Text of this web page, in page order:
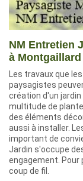
NM Entretien
à Montgaillard
Les travaux que
paysagistes
création d'un
multitude de
des éléments
aussi à installer.
important de
Jardin s'occupe
engagement. Pour
coup de fil.